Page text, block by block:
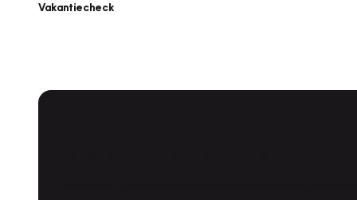
Vakantiecheck